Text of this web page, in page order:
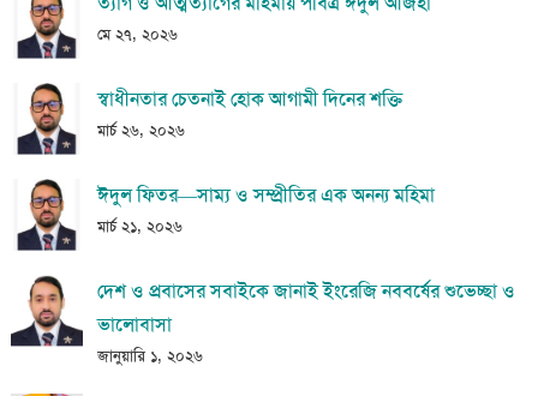
মে ২৭, ২০২৬
স্বাধীনতার চেতনাই হোক আগামী দিনের শক্তি
মার্চ ২৬, ২০২৬
ঈদুল ফিতর—সাম্য ও সম্প্রীতির এক অনন্য মহিমা
মার্চ ২১, ২০২৬
দেশ ও প্রবাসের সবাইকে জানাই ইংরেজি নববর্ষের শুভেচ্ছা ও
ভালোবাসা
জানুয়ারি ১, ২০২৬